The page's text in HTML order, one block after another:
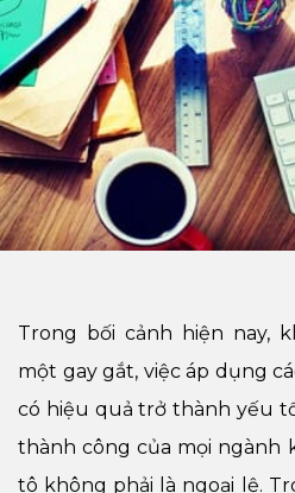
Trong bối cảnh hiện nay,
một gay gắt, việc áp dụng
có hiệu quả trở thành yếu
thành công của mọi ngành
tô không phải là ngoại lệ.